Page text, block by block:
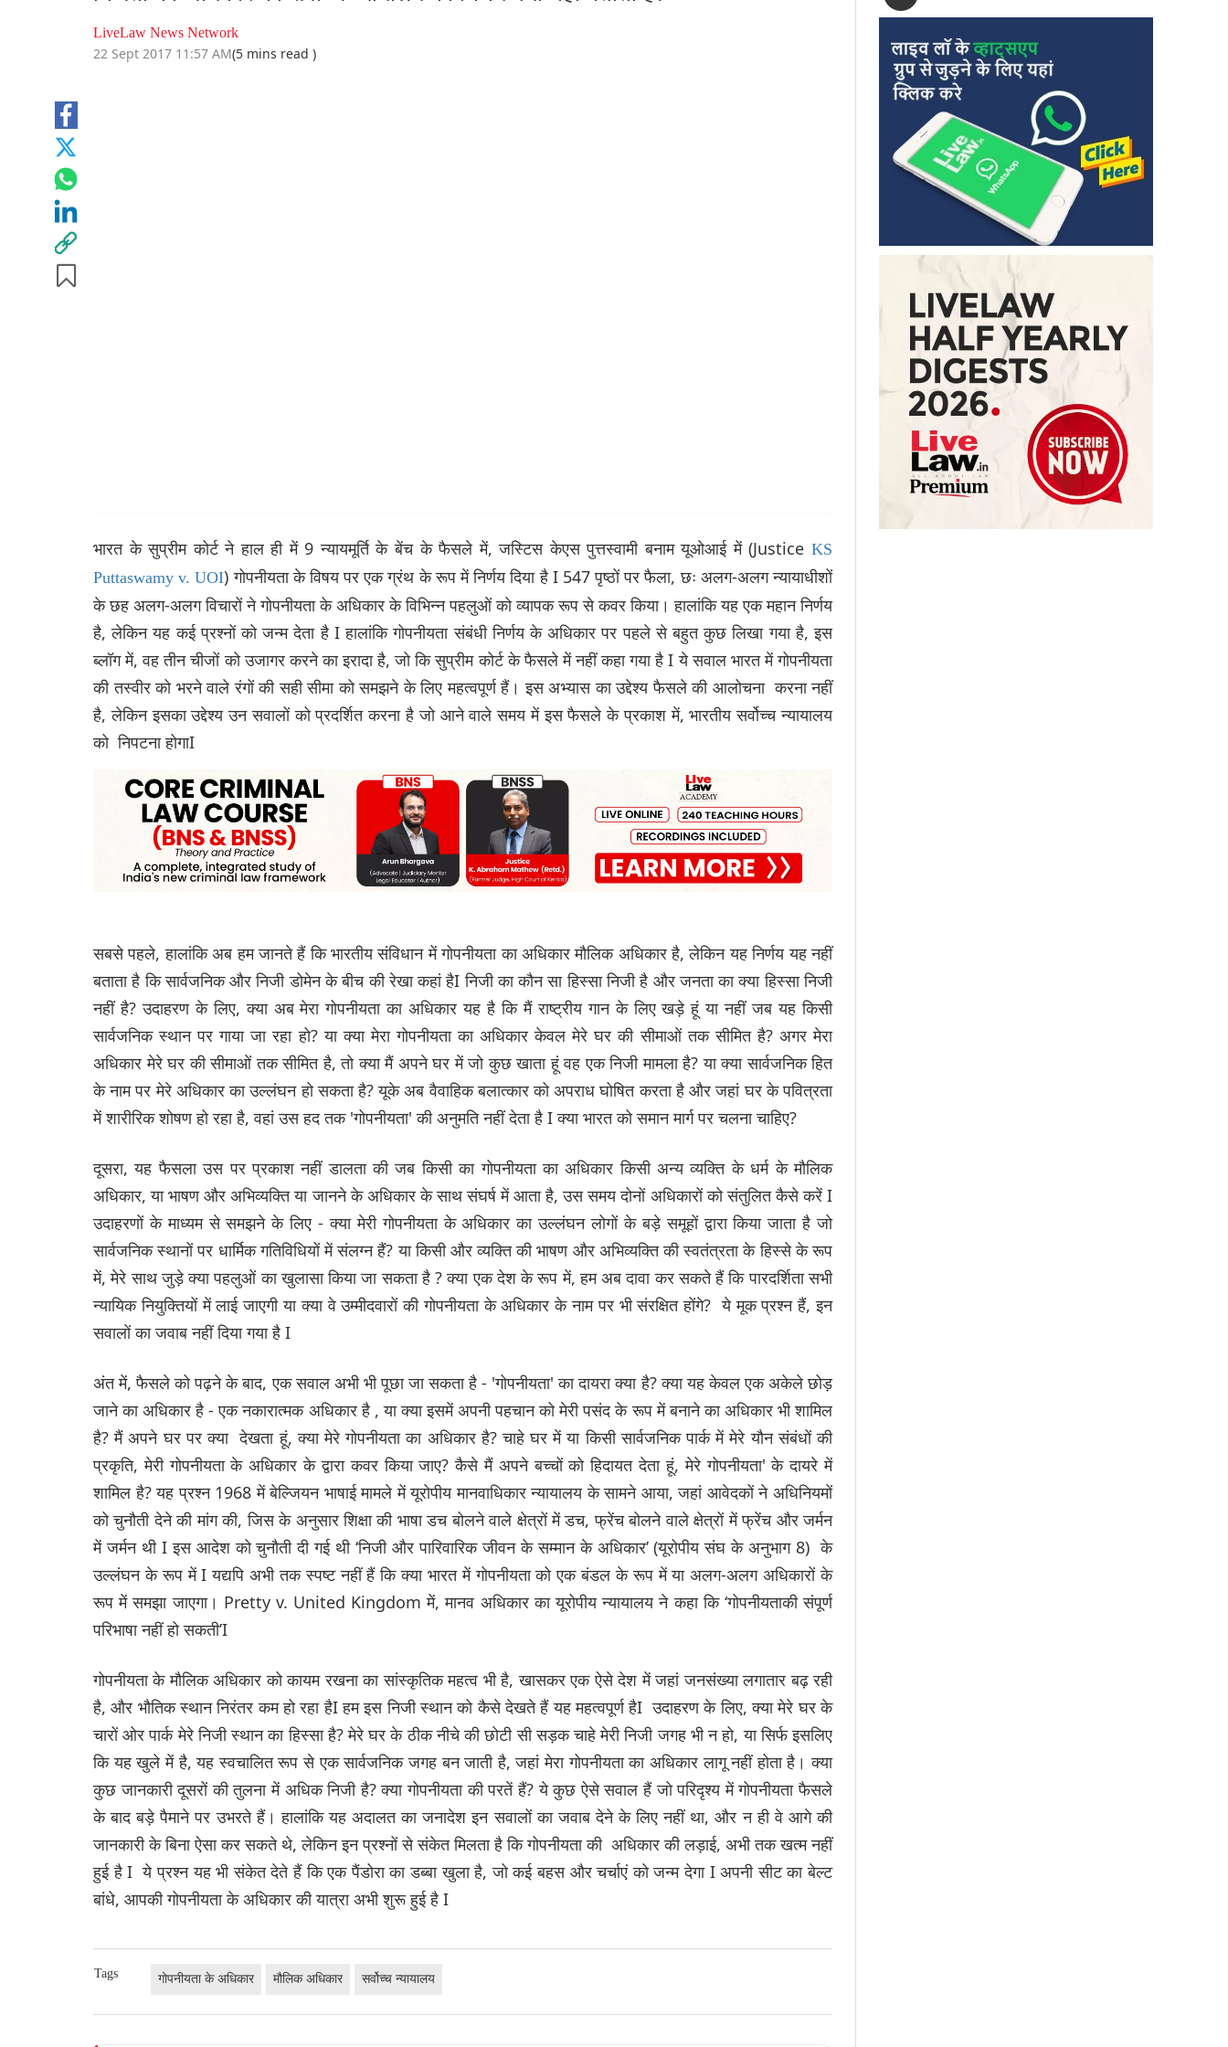
LiveLaw News Network
22 Sept 2017 11:57 AM(5 mins read )
भारत के सुप्रीम कोर्ट ने हाल ही में 9 न्यायमूर्ति के बेंच के फैसले में, जस्टिस केएस पुत्तस्वामी बनाम यूओआई में (Justice KS
Puttaswamy v. UOI) गोपनीयता के विषय पर एक ग्रंथ के रूप में निर्णय दिया है I 547 पृष्ठों पर फैला, छः अलग-अलग न्यायाधीशों
के छह अलग-अलग विचारों ने गोपनीयता के अधिकार के विभिन्न पहलुओं को व्यापक रूप से कवर किया। हालांकि यह एक महान निर्णय
है, लेकिन यह कई प्रश्नों को जन्म देता है I हालांकि गोपनीयता संबंधी निर्णय के अधिकार पर पहले से बहुत कुछ लिखा गया है, इस
ब्लॉग में, वह तीन चीजों को उजागर करने का इरादा है, जो कि सुप्रीम कोर्ट के फैसले में नहीं कहा गया है I ये सवाल भारत में गोपनीयता
की तस्वीर को भरने वाले रंगों की सही सीमा को समझने के लिए महत्वपूर्ण हैं। इस अभ्यास का उद्देश्य फैसले की आलोचना करना नहीं
है, लेकिन इसका उद्देश्य उन सवालों को प्रदर्शित करना है जो आने वाले समय में इस फैसले के प्रकाश में, भारतीय सर्वोच्च न्यायालय
को निपटना होगाI
सबसे पहले, हालांकि अब हम जानते हैं कि भारतीय संविधान में गोपनीयता का अधिकार मौलिक अधिकार है, लेकिन यह निर्णय यह नहीं
बताता है कि सार्वजनिक और निजी डोमेन के बीच की रेखा कहां हैI निजी का कौन सा हिस्सा निजी है और जनता का क्या हिस्सा निजी
नहीं है? उदाहरण के लिए, क्या अब मेरा गोपनीयता का अधिकार यह है कि मैं राष्ट्रीय गान के लिए खड़े हूं या नहीं जब यह किसी
सार्वजनिक स्थान पर गाया जा रहा हो? या क्या मेरा गोपनीयता का अधिकार केवल मेरे घर की सीमाओं तक सीमित है? अगर मेरा
अधिकार मेरे घर की सीमाओं तक सीमित है, तो क्या मैं अपने घर में जो कुछ खाता हूं वह एक निजी मामला है? या क्या सार्वजनिक हित
के नाम पर मेरे अधिकार का उल्लंघन हो सकता है? यूके अब वैवाहिक बलात्कार को अपराध घोषित करता है और जहां घर के पवित्रता
में शारीरिक शोषण हो रहा है, वहां उस हद तक 'गोपनीयता' की अनुमति नहीं देता है I क्या भारत को समान मार्ग पर चलना चाहिए?
दूसरा, यह फैसला उस पर प्रकाश नहीं डालता की जब किसी का गोपनीयता का अधिकार किसी अन्य व्यक्ति के धर्म के मौलिक
अधिकार, या भाषण और अभिव्यक्ति या जानने के अधिकार के साथ संघर्ष में आता है, उस समय दोनों अधिकारों को संतुलित कैसे करें I
उदाहरणों के माध्यम से समझने के लिए - क्या मेरी गोपनीयता के अधिकार का उल्लंघन लोगों के बड़े समूहों द्वारा किया जाता है जो
सार्वजनिक स्थानों पर धार्मिक गतिविधियों में संलग्न हैं? या किसी और व्यक्ति की भाषण और अभिव्यक्ति की स्वतंत्रता के हिस्से के रूप
में, मेरे साथ जुड़े क्या पहलुओं का खुलासा किया जा सकता है ? क्या एक देश के रूप में, हम अब दावा कर सकते हैं कि पारदर्शिता सभी
न्यायिक नियुक्तियों में लाई जाएगी या क्या वे उम्मीदवारों की गोपनीयता के अधिकार के नाम पर भी संरक्षित होंगे? ये मूक प्रश्न हैं, इन
सवालों का जवाब नहीं दिया गया है I
अंत में, फैसले को पढ़ने के बाद, एक सवाल अभी भी पूछा जा सकता है - 'गोपनीयता' का दायरा क्या है? क्या यह केवल एक अकेले छोड़
जाने का अधिकार है - एक नकारात्मक अधिकार है , या क्या इसमें अपनी पहचान को मेरी पसंद के रूप में बनाने का अधिकार भी शामिल
है? मैं अपने घर पर क्या देखता हूं, क्या मेरे गोपनीयता का अधिकार है? चाहे घर में या किसी सार्वजनिक पार्क में मेरे यौन संबंधों की
प्रकृति, मेरी गोपनीयता के अधिकार के द्वारा कवर किया जाए? कैसे मैं अपने बच्चों को हिदायत देता हूं, मेरे गोपनीयता' के दायरे में
शामिल है? यह प्रश्न 1968 में बेल्जियन भाषाई मामले में यूरोपीय मानवाधिकार न्यायालय के सामने आया, जहां आवेदकों ने अधिनियमों
को चुनौती देने की मांग की, जिस के अनुसार शिक्षा की भाषा डच बोलने वाले क्षेत्रों में डच, फ्रेंच बोलने वाले क्षेत्रों में फ्रेंच और जर्मन
में जर्मन थी I इस आदेश को चुनौती दी गई थी ‘निजी और पारिवारिक जीवन के सम्मान के अधिकार’ (यूरोपीय संघ के अनुभाग 8) के
उल्लंघन के रूप में I यद्यपि अभी तक स्पष्ट नहीं हैं कि क्या भारत में गोपनीयता को एक बंडल के रूप में या अलग-अलग अधिकारों के
रूप में समझा जाएगा। Pretty v. United Kingdom में, मानव अधिकार का यूरोपीय न्यायालय ने कहा कि ‘गोपनीयताकी संपूर्ण
परिभाषा नहीं हो सकती’I
गोपनीयता के मौलिक अधिकार को कायम रखना का सांस्कृतिक महत्व भी है, खासकर एक ऐसे देश में जहां जनसंख्या लगातार बढ़ रही
है, और भौतिक स्थान निरंतर कम हो रहा हैI हम इस निजी स्थान को कैसे देखते हैं यह महत्वपूर्ण हैI उदाहरण के लिए, क्या मेरे घर के
चारों ओर पार्क मेरे निजी स्थान का हिस्सा है? मेरे घर के ठीक नीचे की छोटी सी सड़क चाहे मेरी निजी जगह भी न हो, या सिर्फ इसलिए
कि यह खुले में है, यह स्वचालित रूप से एक सार्वजनिक जगह बन जाती है, जहां मेरा गोपनीयता का अधिकार लागू नहीं होता है। क्या
कुछ जानकारी दूसरों की तुलना में अधिक निजी है? क्या गोपनीयता की परतें हैं? ये कुछ ऐसे सवाल हैं जो परिदृश्य में गोपनीयता फैसले
के बाद बड़े पैमाने पर उभरते हैं। हालांकि यह अदालत का जनादेश इन सवालों का जवाब देने के लिए नहीं था, और न ही वे आगे की
जानकारी के बिना ऐसा कर सकते थे, लेकिन इन प्रश्नों से संकेत मिलता है कि गोपनीयता की अधिकार की लड़ाई, अभी तक खत्म नहीं
हुई है I ये प्रश्न यह भी संकेत देते हैं कि एक पैंडोरा का डब्बा खुला है, जो कई बहस और चर्चाएं को जन्म देगा I अपनी सीट का बेल्ट
बांधे, आपकी गोपनीयता के अधिकार की यात्रा अभी शुरू हुई है I
Tags गोपनीयता के अधिकार मौलिक अधिकार सर्वोच्च न्यायालय